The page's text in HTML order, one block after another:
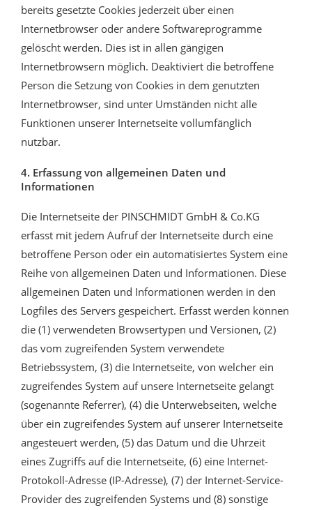
bereits gesetzte Cookies jederzeit über einen
Internetbrowser oder andere Softwareprogramme
gelöscht werden. Dies ist in allen gängigen
Internetbrowsern möglich. Deaktiviert die betroffene
Person die Setzung von Cookies in dem genutzten
Internetbrowser, sind unter Umständen nicht alle
Funktionen unserer Internetseite vollumfänglich
nutzbar.
4. Erfassung von allgemeinen Daten und
Informationen
Die Internetseite der PINSCHMIDT GmbH & Co.KG
erfasst mit jedem Aufruf der Internetseite durch eine
betroffene Person oder ein automatisiertes System eine
Reihe von allgemeinen Daten und Informationen. Diese
allgemeinen Daten und Informationen werden in den
Logfiles des Servers gespeichert. Erfasst werden können
die (1) verwendeten Browsertypen und Versionen, (2)
das vom zugreifenden System verwendete
Betriebssystem, (3) die Internetseite, von welcher ein
zugreifendes System auf unsere Internetseite gelangt
(sogenannte Referrer), (4) die Unterwebseiten, welche
über ein zugreifendes System auf unserer Internetseite
angesteuert werden, (5) das Datum und die Uhrzeit
eines Zugriffs auf die Internetseite, (6) eine Internet-
Protokoll-Adresse (IP-Adresse), (7) der Internet-Service-
Provider des zugreifenden Systems und (8) sonstige